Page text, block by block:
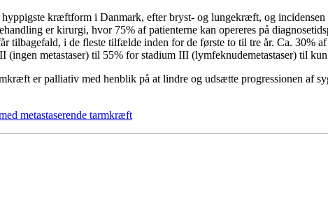
kræftform i Danmark, efter bryst- og lungekræft, og
er kirurgi, hvor 75% af patienterne kan opereres på
tilbagefald, i de fleste tilfælde inden for de første to til tre år. Ca. 30%
(ingen metastaser) til 55% for stadium III (lymfeknudemetastaser) til
er palliativ med henblik på at lindre og udsætte progressionen af
metastaserende tarmkræft